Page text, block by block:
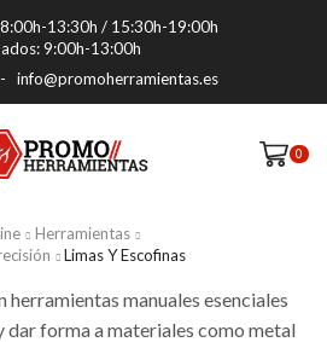
8:00h-13:30h / 15:30h-19:00h
9:00h-13:00h
- info@promoherramientas.es
0
Herramientas
Limas Y Escofinas
herramientas manuales esenciales
dar forma a materiales como metal